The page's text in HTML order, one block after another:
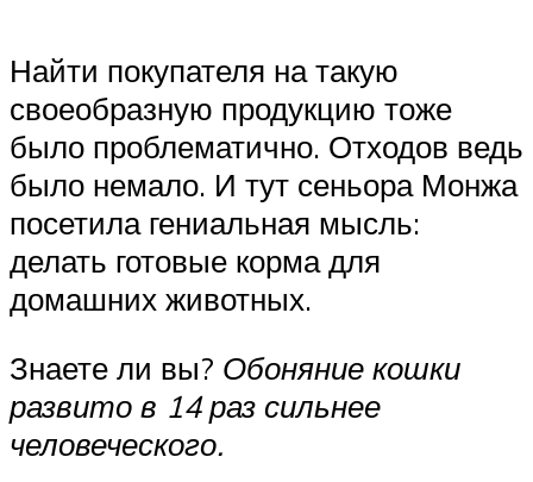
Найти покупателя на такую
своеобразную продукцию тоже
было проблематично. Отходов ведь
было немало. И тут сеньора Монжа
посетила гениальная мысль:
делать готовые корма для
домашних животных.
Знаете ли вы? Обоняние кошки
развито в 14 раз сильнее
человеческого.